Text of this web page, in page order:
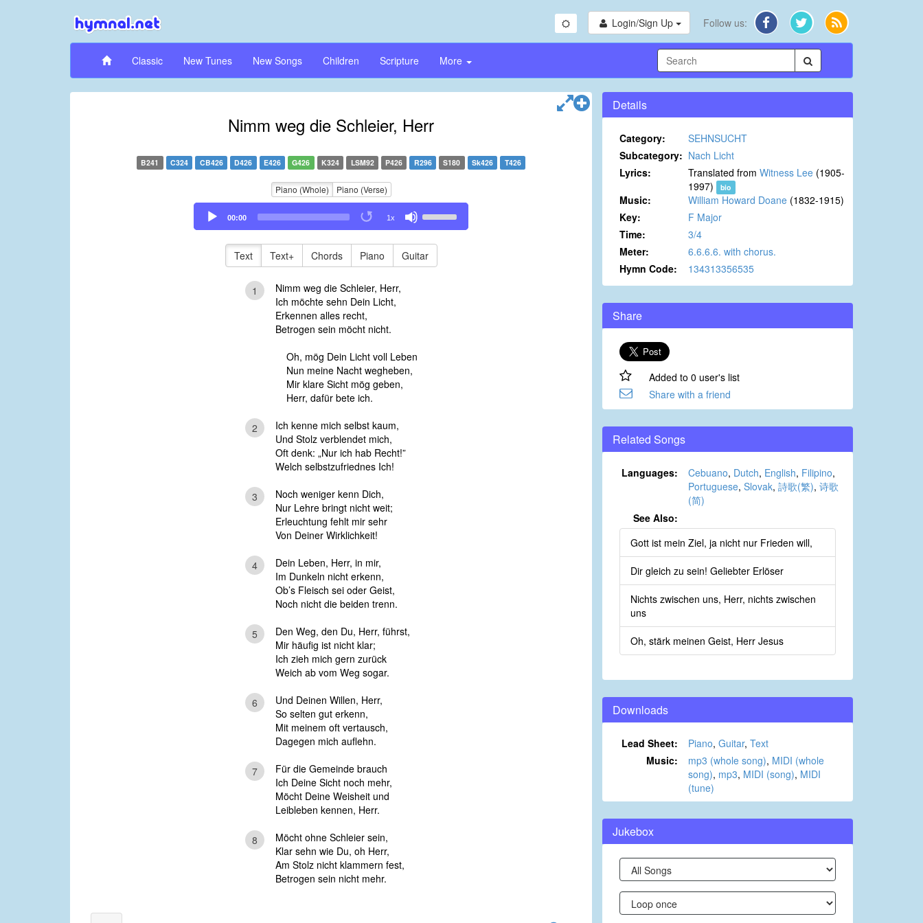
Login/Sign Up Follow us:
Classic New Tunes New Songs Children Scripture More
Nimm weg die Schleier, Herr
B241 C324 CB426 D426 E426 G426 K324 LSM92 P426 R296 S180 Sk426 T426
Piano (Whole) Piano (Verse)
Audio
Player
00:00 1x
Up/Down
to
Text Text+ Chords Piano Guitar
1
Nimm weg die Schleier, Herr,
Ich möchte sehn Dein Licht,
Erkennen alles recht,
Betrogen sein möcht nicht.
Oh, mög Dein Licht voll Leben
Nun meine Nacht wegheben,
Mir klare Sicht mög geben,
Herr, dafür bete ich.
2
Ich kenne mich selbst kaum,
Und Stolz verblendet mich,
Oft denk: „Nur ich hab Recht!”
Welch selbstzufriednes Ich!
3
Noch weniger kenn Dich,
Nur Lehre bringt nicht weit;
Erleuchtung fehlt mir sehr
Von Deiner Wirklichkeit!
4
Dein Leben, Herr, in mir,
Im Dunkeln nicht erkenn,
Ob’s Fleisch sei oder Geist,
Noch nicht die beiden trenn.
5
Den Weg, den Du, Herr, führst,
Mir häufig ist nicht klar;
Ich zieh mich gern zurück
Weich ab vom Weg sogar.
6
Und Deinen Willen, Herr,
So selten gut erkenn,
Mit meinem oft vertausch,
Dagegen mich auflehn.
7
Für die Gemeinde brauch
Ich Deine Sicht noch mehr,
Möcht Deine Weisheit und
Leibleben kennen, Herr.
8
Möcht ohne Schleier sein,
Klar sehn wie Du, oh Herr,
Am Stolz nicht klammern fest,
Betrogen sein nicht mehr.
Details
Category:
SEHNSUCHT
Subcategory: Nach Licht
Lyrics:
Translated from Witness Lee (1905-
1997)
bio
Music: William Howard Doane (1832-1915)
Key:
F Major
Time:
3/4
Meter:
6.6.6.6. with chorus.
Hymn Code:
134313356535
Share
Added to 0 user's list
Share with a friend
Related Songs
Languages: Cebuano, Dutch, English, Filipino,
Portuguese, Slovak, 詩歌(繁), 诗歌
(简)
See Also:
Gott ist mein Ziel, ja nicht nur Frieden will,
Dir gleich zu sein! Geliebter Erlöser
Nichts zwischen uns, Herr, nichts zwischen
uns
Oh, stärk meinen Geist, Herr Jesus
Downloads
Lead Sheet: Piano, Guitar, Text
Music:
mp3 (whole song), MIDI (whole
song), mp3, MIDI (song), MIDI
(tune)
Jukebox